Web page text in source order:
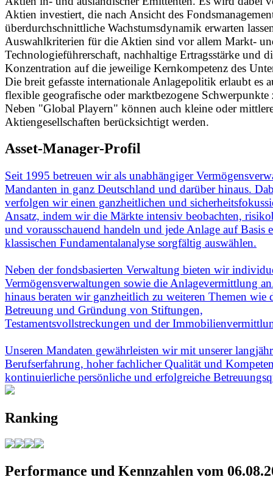
Aktien investiert, die nach Ansicht des
überdurchschnittliche Wachstumsdynamik erwarten
Auswahlkriterien für die Aktien sind vor allem Markt-
Technologieführerschaft, nachhaltige Ertragsstärke und
Konzentration auf die jeweilige Kernkompetenz des
Die breit gefasste internationale Anlagepolitik erlaubt es
flexible geografische oder marktbezogene
Neben "Global Playern" können auch kleine oder
Aktiengesellschaften berücksichtigt werden.
Asset-Manager-Profil
Seit 1995 betreuen wir als unabhängiger
Mandanten in ganz Deutschland und darüber hinaus.
verfolgen wir einen ganzheitlichen und
Ansatz, indem wir die Märkte intensiv beobachten,
und vorausschauend handeln und jede Anlage auf Basis
klassischen Fundamentalanalyse sorgfältig auswählen.
Neben der fondsbasierten Verwaltung bieten wir
Vermögensverwaltungen sowie die Anlagevermittlung
hinaus beraten wir ganzheitlich zu weiteren Themen wie
Betreuung und Gründung von Stiftungen,
Testamentsvollstreckungen und der
Unseren Mandaten gewährleisten wir mit unserer
Berufserfahrung, hoher fachlicher Qualität und
kontinuierliche persönliche und erfolgreiche
Ranking
Performance und Kennzahlen vom